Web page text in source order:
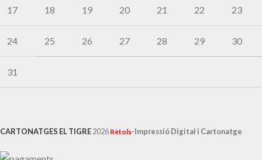
17 18 19 20 21 22 23
24 25 26 27 28 29 30
31
CARTONATGES EL TIGRE2026 Rètols-Impressió Digital i Cartonatge